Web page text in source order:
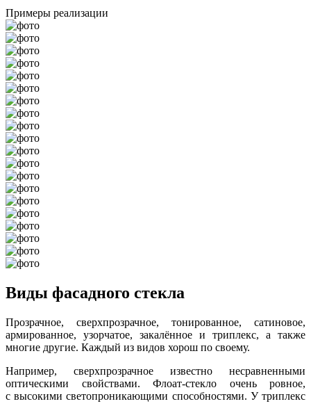
Примеры реализации
Виды фасадного стекла
Прозрачное, сверхпрозрачное, тонированное, сатиновое,
армированное, узорчатое, закалённое и триплекс, а также
многие другие. Каждый из видов хорош по своему.
Например, сверхпрозрачное известно несравненными
оптическими свойствами. Флоат-стекло очень ровное,
с высокими светопроникающими способностями. У триплекс